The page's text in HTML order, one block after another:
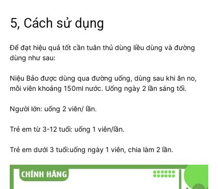
5, Cách sử dụng
Để đạt hiệu quả tốt cần tuân thủ dùng liều dùng và đường
dùng như sau:
Niệu Bảo được dùng qua đường uống, dùng sau khi ăn no,
mỗi viên khoảng 150ml nước. Uống ngày 2 lần sáng tối.
Người lớn: uống 2 viên/ lần.
Trẻ em từ 3-12 tuổi: uống 1 viên/lần.
Trẻ em dưới 3 tuổi:uống ngày 1 viên, chia làm 2 lần.